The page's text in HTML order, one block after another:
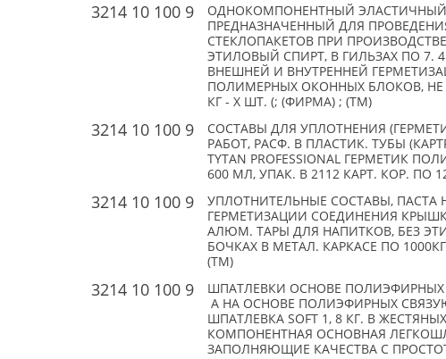
3214 10 100 9
ОДНОКОМПОНЕНТНЫЙ ЭЛАСТИЧНЫЙ
ПРЕДНАЗНАЧЕННЫЙ ДЛЯ
СТЕКЛОПАКЕТОВ ПРИ
ЭТИЛОВЫЙ СПИРТ, В ГИЛЬЗАХ ПО 7.
ВНЕШНЕЙ И ВНУТРЕННЕЙ
ПОЛИМЕРНЫХ ОКОННЫХ БЛОКОВ, НЕ
КГ - X ШТ. (; (ФИРМА) ; (TM)
3214 10 100 9
СОСТАВЫ ДЛЯ УПЛОТНЕНИЯ
РАБОТ, РАСФ. В ПЛАСТИК. ТУБЫ
TYTAN PROFESSIONAL ГЕРМЕТИК
600 МЛ, УПАК. В 2112 КАРТ. КОР. ПО
3214 10 100 9
УПЛОТНИТЕЛЬНЫЕ СОСТАВЫ, ПАСТА
ГЕРМЕТИЗАЦИИ СОЕДИНЕНИЯ
АЛЮМ. ТАРЫ ДЛЯ НАПИТКОВ, БЕЗ
БОЧКАХ В МЕТАЛ. КАРКАСЕ ПО
(TM)
3214 10 100 9
ШПАТЛЕВКИ ОСНОВЕ
А НА ОСНОВЕ ПОЛИЭФИРНЫХ
ШПАТЛЕВКА SOFT 1, 8 КГ. В
КОМПОНЕНТНАЯ ОСНОВНАЯ
ЗАПОЛНЯЮЩИЕ КАЧЕСТВА С